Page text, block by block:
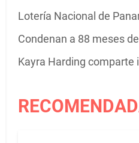
Lotería Nacional de
Condenan a 88 meses
Kayra Harding comparte